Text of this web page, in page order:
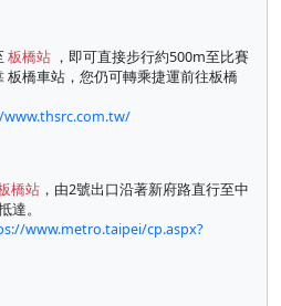
板橋站 ，即可直接步行約500m至比賽
板橋車站，您仍可轉乘捷運前往板橋
橋站 ，由2號出口沿著新府路直行至中
達。
www.metro.taipei/cp.aspx?